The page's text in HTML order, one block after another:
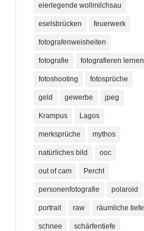
eierlegende wollmilchsau
eselsbrücken feuerwerk
fotografenweisheiten
fotografie fotografieren lernen
fotoshooting fotosprüche
geld gewerbe jpeg
Krampus Lagos
merksprüche mythos
natürliches bild ooc
out of cam Percht
personenfotografie polaroid
portrait raw räumliche tiefe
schnee schärfentiefe